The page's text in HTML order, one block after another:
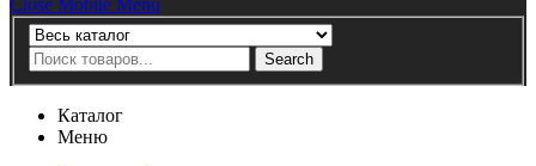
Search
Search
Каталог
Меню